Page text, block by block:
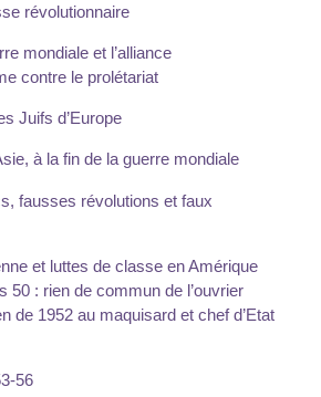
révolutionnaire
mondiale et l’alliance
contre le prolétariat
Juifs d’Europe
à la fin de la guerre mondiale
fausses révolutions et faux
et luttes de classe en Amérique
50 : rien de commun de l’ouvrier
de 1952 au maquisard et chef d’Etat
56